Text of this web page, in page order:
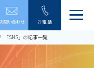
お問い合わせ お電話
メ
ー
「SNS」の記事一覧